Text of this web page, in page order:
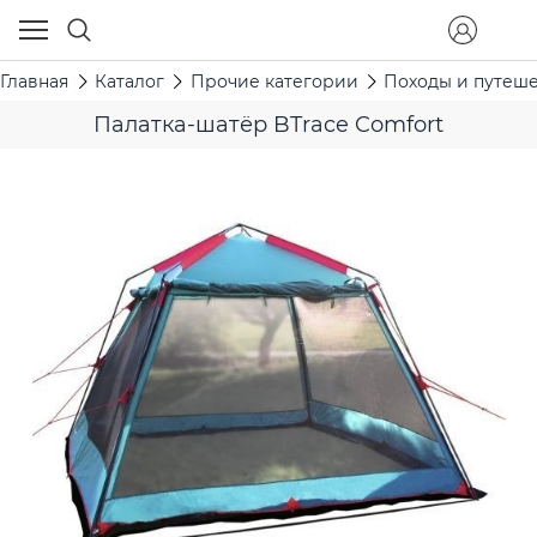
Главная Каталог Прочие категории Походы и
Палатка-шатёр BTrace Comfort